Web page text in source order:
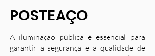
POSTEAÇO
A iluminação pública é essencial para
garantir a segurança e a qualidade de